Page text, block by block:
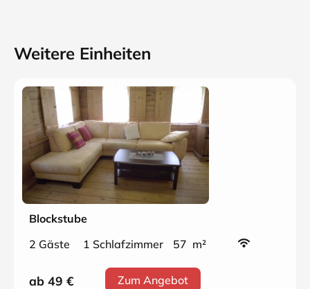
Weitere Einheiten
Blockstube
2 Gäste
1 Schlafzimmer 57 m²
ab 49 € Zum Angebot